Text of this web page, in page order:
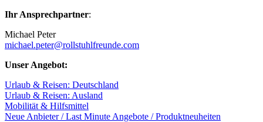
Ihr Ansprechpartner:
Michael Peter
michael.peter@rollstuhlfreunde.com
Unser Angebot:
Urlaub & Reisen: Deutschland
Urlaub & Reisen: Ausland
Mobilität & Hilfsmittel
Neue Anbieter / Last Minute Angebote / Produktneuheiten